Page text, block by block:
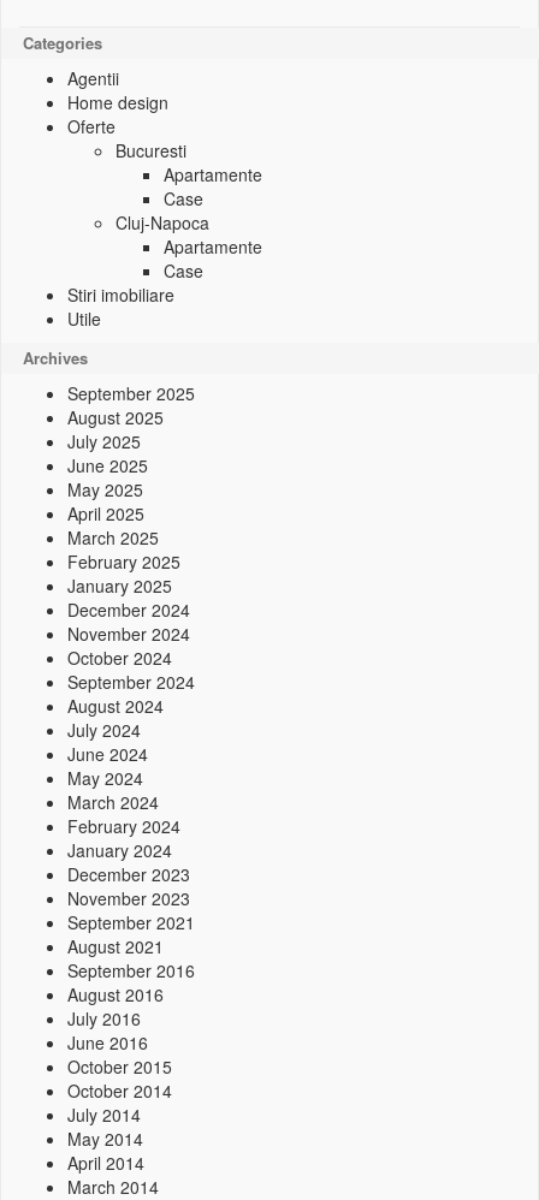
Categories
Agentii
Home design
Oferte
Bucuresti
Apartamente
Case
Cluj-Napoca
Apartamente
Case
Stiri imobiliare
Utile
Archives
September 2025
August 2025
July 2025
June 2025
May 2025
April 2025
March 2025
February 2025
January 2025
December 2024
November 2024
October 2024
September 2024
August 2024
July 2024
June 2024
May 2024
March 2024
February 2024
January 2024
December 2023
November 2023
September 2021
August 2021
September 2016
August 2016
July 2016
June 2016
October 2015
October 2014
July 2014
May 2014
April 2014
March 2014